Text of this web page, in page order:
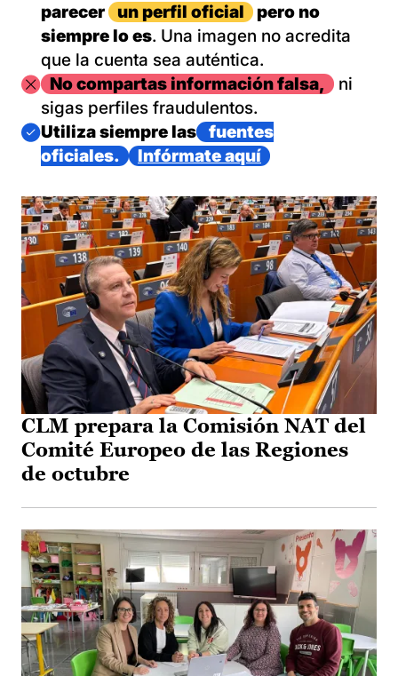
parecer
un perfil oficial
pero no
siempre lo es. Una imagen no acredita
que la cuenta sea auténtica.
ImagenNo compartas información falsa,
ni
sigas perfiles fraudulentos.
Imagen
Utiliza siempre las
fuentes
oficiales.
Infórmate aquí
CLM prepara la Comisión NAT del
Comité Europeo de las Regiones
de octubre